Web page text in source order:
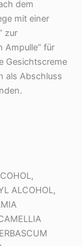
dem
mit einer
zur
Ampulle“ für
Gesichtscreme
als Abschluss
ALCOHOL,